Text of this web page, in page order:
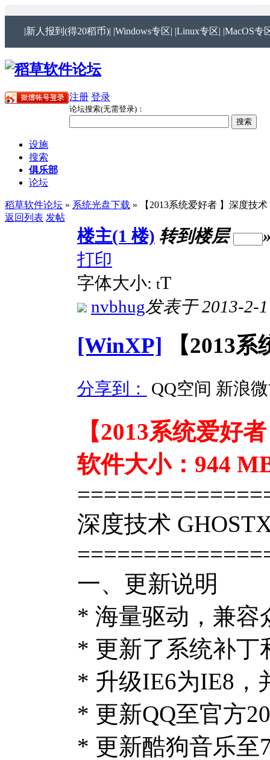
|新人报到(得20稻币)| |Windows专区| |Linux专区| |MacOS专
注册 登录
论坛搜索(无需登录)：
设施
搜索
俱乐部
论坛
稻草软件论坛 » 系统光盘下载 » 【2013系统爱好者 】深度技
返回列表 发帖
楼主(1 楼) 转到楼层
打印
字体大小: tT
nvbhug发表于 2013-2-
[WinXP] 【2013
分享到： QQ空间 新浪
【2013系统爱好
软件大小：944
深度技术
一、更新说明
* 海量驱动，兼容
* 更新了系统补丁
* 升级IE6为IE8，
* 更新QQ至官方
* 更新酷狗音乐至